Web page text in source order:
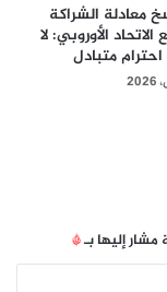
معادلة الشراكة
الاتحاد الأوروبي: لا
متبادل
مشار إليها بـ*